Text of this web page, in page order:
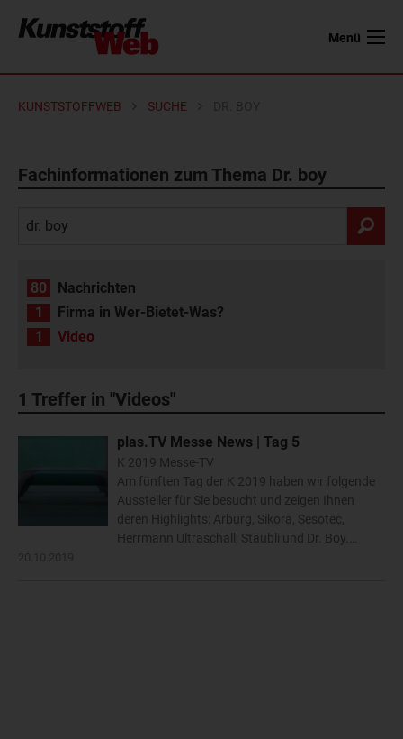
Menü
KUNSTSTOFFWEB SUCHE
Fachinformationen zum Thema Dr. boy
80
Nachrichten
1
Firma in Wer-Bietet-Was?
1
Video
1 Treffer in "Videos"
plas.TV Messe News | Tag 5
K 2019 Messe-TV
Am fünften Tag der K 2019 haben wir folgende
Aussteller für Sie besucht und zeigen Ihnen
deren Highlights: Arburg, Sikora, Sesotec,
Herrmann Ultraschall, Stäubli und Dr. Boy.…